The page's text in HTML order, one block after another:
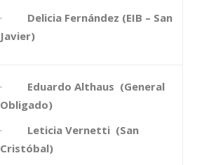
· Delicia Fernández (EIB – San
Javier)
· Eduardo Althaus (General
Obligado)
· Leticia Vernetti (San
Cristóbal)